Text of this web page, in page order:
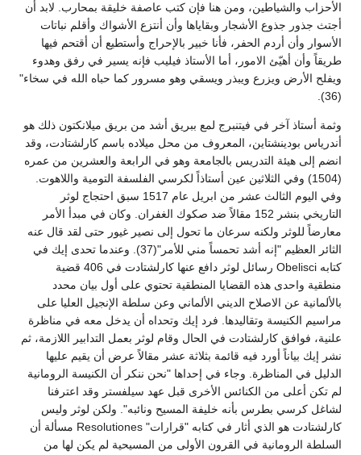
الأحزاب والشياطين، ومن هنا فإن كتب عاصفة خليقة بمحارب. لابد أن
أجتث جذور جذوع الأشجار وبقاياها وأن أنتزع الأشواك وأقلم نباتات
الأسوار وأن أردم الحفر، فأنا خبير بالإحراج وأستطيع أن أقتحم فيها
طريقاً وأن أهيّئ الامور، أما الأستاذ فيليب فإنه يسير في رفق وهدوء
ويفلح الأرض ويزرع ويبذر ويسقي وهو مسرور كما حباه الله في سخاء"
(36).
وثمة أستاذ آخر في فيتنبرج لمع ببريق أشد من بريق ميلانكتون ذلك هو
أندرياس بودينشتاين، المعروف من محل ميلاده باسم كارلشتادت، وقد
انضم إلى هيئة التدريس بالجامعة وهو في الرابعة والعشرين من عمره
(1504) وفي الثلاثين عين أستاذاً لكرسي الفلسفة التومية واللاهوت.
وفي اليوم الثالث عشر من ابريل عام 1517 سبق احتجاج لوثر
التاريخي بنشر 152 مقالاً ضد صكوك الغفران. وكان في مبدأ الأمر
معارضاً للوثر ولكنه سرعان ما تحول إلى نصير غيور حتى لقد قال عنه
الثائر العظيم "إنه أشد تحمساً مني للأمر"(37). وعندما تحدى إيك في
كتابه Obelisci رسائل لوثر دافع عنها كارلشتادت في 406 قضية
منطقية واحدى هذه القضايا المنطقية تحتوي على أول بيان محدد
بالألمانية عن الاصلاح الديني الألماني وعن سلطة الإنجيل العليا على
مراسيم الكنيسة وتقاليدها. فرد إيك وتحداه أن يدخل معه في مناظرة
علنية، فوافق كارلشتادت في الحال وقام لوثر بعمل التدابير اللازمة، ثم
نشر إيك بياناً أورد فيه قائمة بثلاثة عشر مقالاً عرض أن يقيم عليها
الدليل في المناظرة. وجاء في إحداها "نحن ننكر أن الكنيسة الرومانية
لم تكن أعلى من الكنائس الأخرى قبل عهد سيلفستر وقد اعترفنا
لشاغل كرسي بطرس بأنه خليفة المسيح ونائبه". ولكن لوثر وليس
كارلشتادت هو الذي أثار في كتابه "قرارات" Resolutiones مسألة أن
السلطة الرومانية في القرون الأولى من المسيحية لم يكن لها من